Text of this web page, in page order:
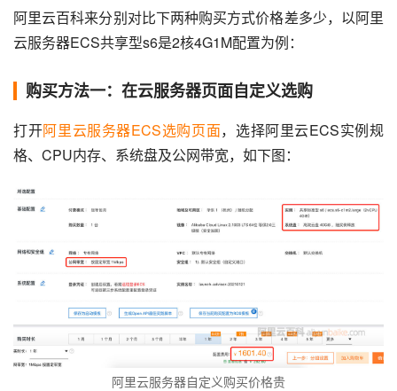
阿里云百科来分别对比下两种购买方式价格差多少，以阿里
云服务器ECS共享型s6是2核4G1M配置为例：
购买方法一：在云服务器页面自定义选购
打开阿里云服务器ECS选购页面，选择阿里云ECS实例规
格、CPU内存、系统盘及公网带宽，如下图：
阿里云服务器自定义购买价格贵